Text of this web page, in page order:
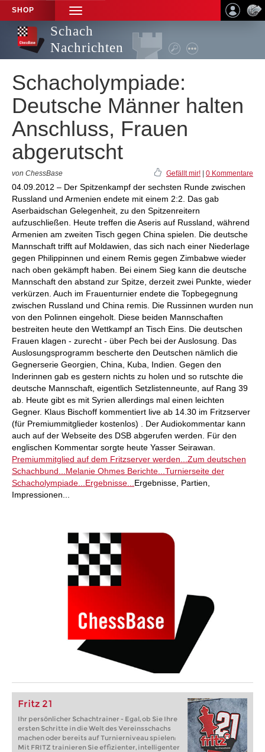
SHOP
TOGGLE
NAVIGATION
Schach
Nachrichten
Schacholympiade:
Deutsche Männer halten
Anschluss, Frauen
abgerutscht
von ChessBase Gefällt mir! 0 Kommentare
04.09.2012 – Der Spitzenkampf der sechsten Runde zwischen
Russland und Armenien endete mit einem 2:2. Das gab
Aserbaidschan Gelegenheit, zu den Spitzenreitern
aufzuschließen. Heute treffen die Aseris auf Russland, während
Armenien am zweiten Tisch gegen China spielen. Die deutsche
Mannschaft trifft auf Moldawien, das sich nach einer Niederlage
gegen Philippinnen und einem Remis gegen Zimbabwe wieder
nach oben gekämpft haben. Bei einem Sieg kann die deutsche
Mannschaft den abstand zur Spitze, derzeit zwei Punkte, wieder
verkürzen. Auch im Frauenturnier endete die Topbegegnung
zwischen Russland und China remis. Die Russinnen wurden nun
von den Polinnen eingeholt. Diese beiden Mannschaften
bestreiten heute den Wettkampf an Tisch Eins. Die deutschen
Frauen klagen - zurecht - über Pech bei der Auslosung. Das
Auslosungsprogramm bescherte den Deutschen nämlich die
Gegnerserie Georgien, China, Kuba, Indien. Gegen den
Inderinnen gab es gestern nichts zu holen und so rutschte die
deutsche Mannschaft, eigentlich Setzlistenneunte, auf Rang 39
ab. Heute gibt es mit Syrien allerdings mal einen leichten
Gegner. Klaus Bischoff kommentiert live ab 14.30 im Fritzserver
(für Premiummitglieder kostenlos) . Der Audiokommentar kann
auch auf der Webseite des DSB abgerufen werden. Für den
englischen Kommentar sorgte heute Yasser Seirawan.
Premiummitglied auf dem Fritzserver werden... Zum deutschen
Schachbund... Melanie Ohmes Berichte... Turnierseite der
Schacholympiade... Ergebnisse... Ergebnisse, Partien,
Impressionen...
Fritz 21
Ihr persönlicher Schachtrainer - Egal, ob Sie Ihre
ersten Schritte in die Welt des Vereinsschachs
machen oder bereits auf Turnierniveau spielen:
Mit FRITZ trainieren Sie effizienter, intelligenter